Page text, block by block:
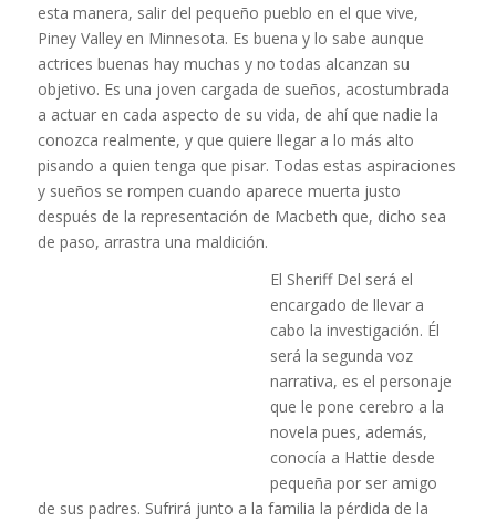
esta manera, salir del pequeño pueblo en el que vive,
Piney Valley en Minnesota. Es buena y lo sabe aunque
actrices buenas hay muchas y no todas alcanzan su
objetivo. Es una joven cargada de sueños, acostumbrada
a actuar en cada aspecto de su vida, de ahí que nadie la
conozca realmente, y que quiere llegar a lo más alto
pisando a quien tenga que pisar. Todas estas aspiraciones
y sueños se rompen cuando aparece muerta justo
después de la representación de Macbeth que, dicho sea
de paso, arrastra una maldición.
El Sheriff Del será el
encargado de llevar a
cabo la investigación. Él
será la segunda voz
narrativa, es el personaje
que le pone cerebro a la
novela pues, además,
conocía a Hattie desde
pequeña por ser amigo
de sus padres. Sufrirá junto a la familia la pérdida de la